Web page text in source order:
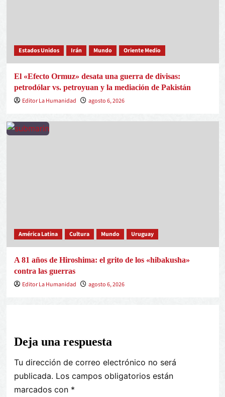
Estados Unidos Irán Mundo Oriente Medio
El «Efecto Ormuz» desata una guerra de divisas:
petrodólar vs. petroyuan y la mediación de Pakistán
Editor La Humanidad
agosto 6, 2026
América Latina Cultura Mundo Uruguay
A 81 años de Hiroshima: el grito de los «hibakusha»
contra las guerras
Editor La Humanidad
agosto 6, 2026
Deja una respuesta
Tu dirección de correo electrónico no será
publicada. Los campos obligatorios están
marcados con *